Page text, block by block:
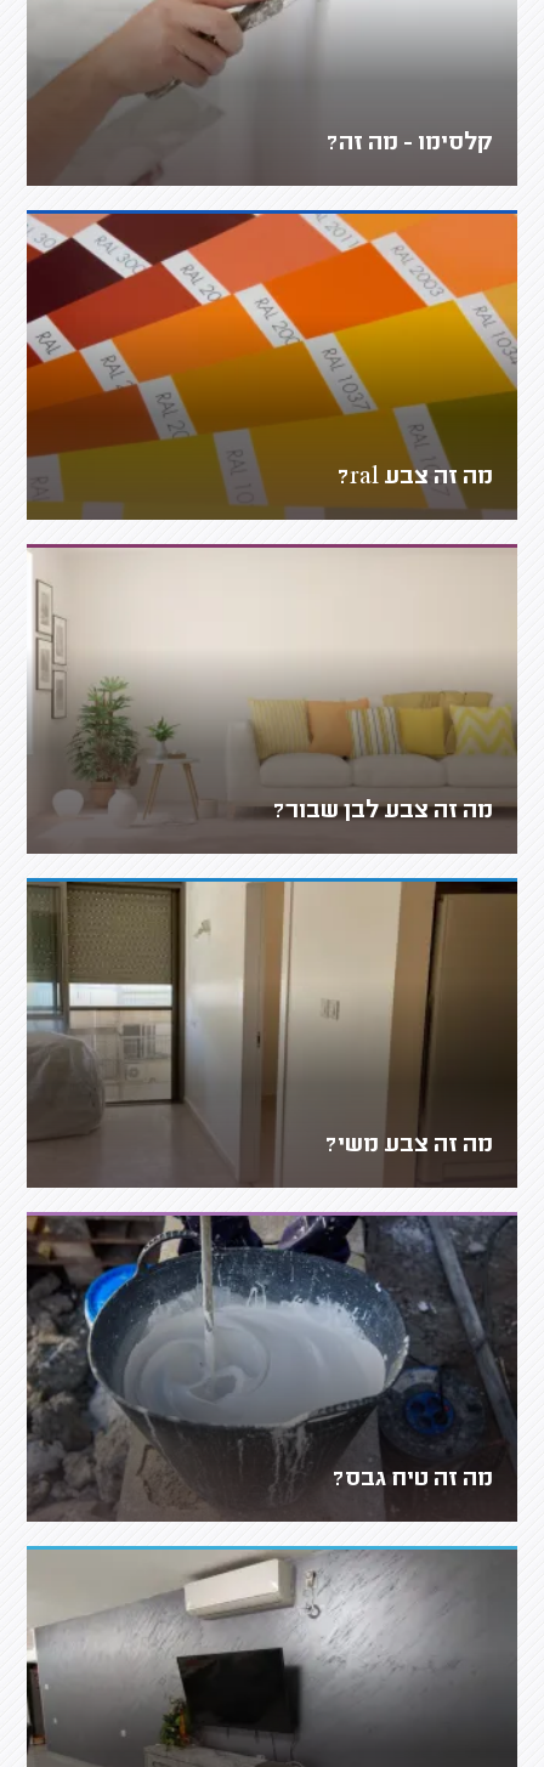
קלסימו - מה זה?
מה זה צבע ral?
מה זה צבע לבן שבור?
מה זה צבע משי?
מה זה טיח גבס?